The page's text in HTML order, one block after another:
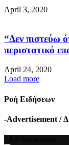
April 3, 2020
“Δεν πιστεύω
περιστατικό
April 24, 2020
Load more
Ροή Ειδήσεων
-Advertisement /